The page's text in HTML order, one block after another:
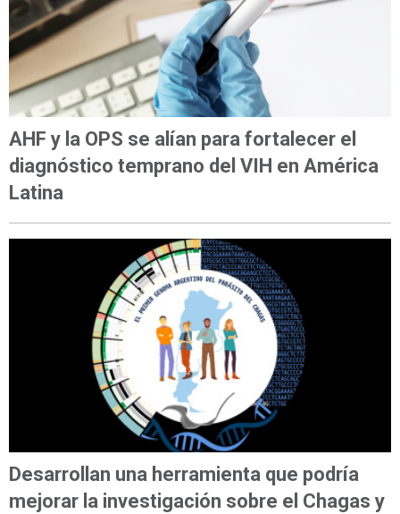
AHF y la OPS se alían para fortalecer el
diagnóstico temprano del VIH en América
Latina
Desarrollan una herramienta que podría
mejorar la investigación sobre el Chagas y